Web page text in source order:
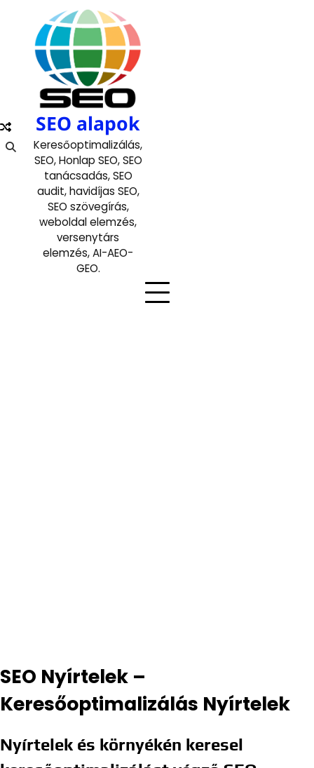
content
SEO alapok
Keresőoptimalizálás,
SEO, Honlap SEO, SEO
tanácsadás, SEO
audit, havidíjas SEO,
SEO szövegírás,
weboldal elemzés,
versenytárs
elemzés, AI-AEO-
GEO.
SEO Nyírtelek –
Keresőoptimalizálás Nyírtelek
Nyírtelek és környékén keresel